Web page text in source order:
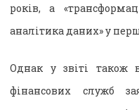
років, а
аналітика даних» у
Однак у звіті також
фінансових служб